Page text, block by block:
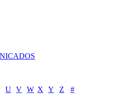
U V W X Y Z
#